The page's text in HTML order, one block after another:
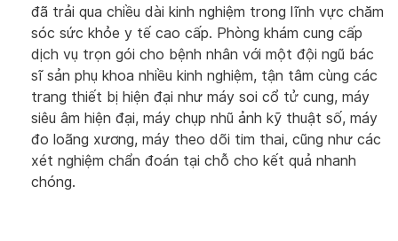
đã trải qua chiều dài kinh nghiệm trong lĩnh vực chăm
sóc sức khỏe y tế cao cấp. Phòng khám cung cấp
dịch vụ trọn gói cho bệnh nhân với một đội ngũ bác
sĩ sản phụ khoa nhiều kinh nghiệm, tận tâm cùng các
trang thiết bị hiện đại như máy soi cổ tử cung, máy
siêu âm hiện đại, máy chụp nhũ ảnh kỹ thuật số, máy
đo loãng xương, máy theo dõi tim thai, cũng như các
xét nghiệm chẩn đoán tại chỗ cho kết quả nhanh
chóng.